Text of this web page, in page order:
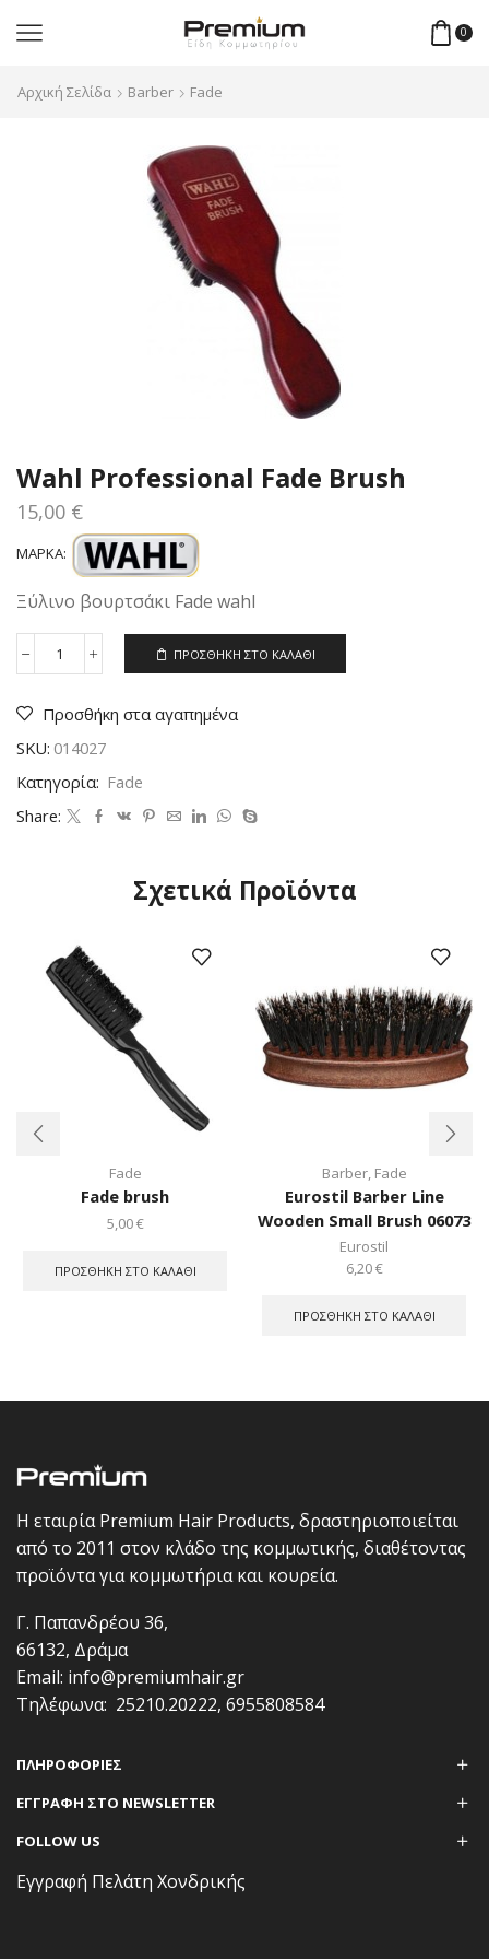
0
Αρχική Σελίδα Barber Fade
Wahl Professional Fade Brush
15,00 €
ΜΆΡΚΑ:
Ξύλινο βουρτσάκι Fade wahl
Wahl
Brush
ποσότητα
ΠΡΟΣΘΉΚΗ ΣΤΟ ΚΑΛΆΘΙ
Προσθήκη στα αγαπημένα
SKU: 014027
Κατηγορία: Fade
Share:
Σχετικά Προϊόντα
Fade
Fade brush
5,00€
ΠΡΟΣΘΉΚΗ ΣΤΟ ΚΑΛΆΘΙ
Barber, Fade
Eurostil Barber Line
Wooden Small Brush 06073
Eurostil
6,20€
ΠΡΟΣΘΉΚΗ ΣΤΟ ΚΑΛΆΘΙ
Η εταιρία Premium Hair Products, δραστηριοποιείται
από το 2011 στον κλάδο της κομμωτικής, διαθέτοντας
προϊόντα για κομμωτήρια και κουρεία.
Γ. Παπανδρέου 36,
66132, Δράμα
Email: info@premiumhair.gr
Τηλέφωνα: 25210.20222, 6955808584
ΠΛΗΡΟΦΟΡΊΕΣ
ΕΓΓΡΑΦΗ ΣΤΟ NEWSLETTER
FOLLOW US
Εγγραφή Πελάτη Χονδρικής